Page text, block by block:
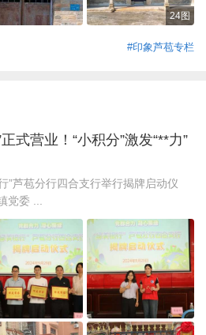
24图
#印象芦苞专栏
式营业！“小积分”激发“**力”
”芦苞分行四合支行举行揭牌启动仪
党委 ...